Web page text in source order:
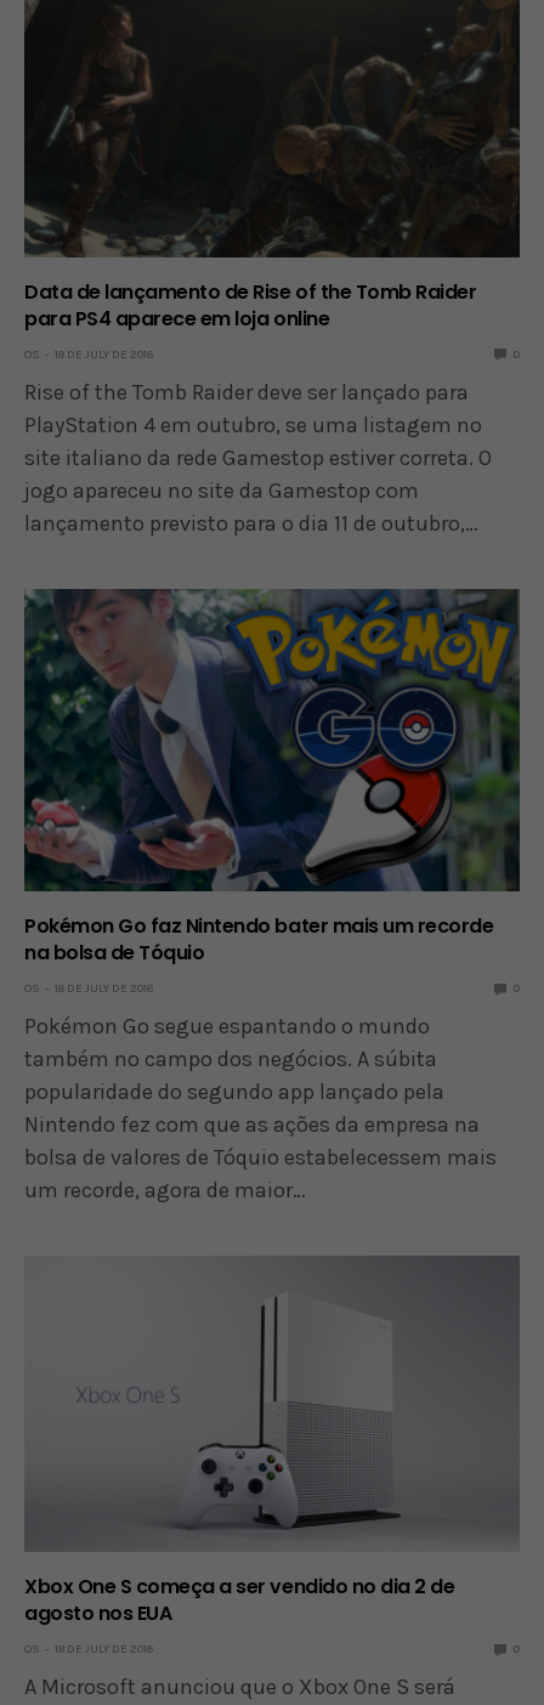
Data de lançamento de Rise of the Tomb Raider
para PS4 aparece em loja online
OS 18 DE JULY DE 2016 0
Rise of the Tomb Raider deve ser lançado para
PlayStation 4 em outubro, se uma listagem no
site italiano da rede Gamestop estiver correta. O
jogo apareceu no site da Gamestop com
lançamento previsto para o dia 11 de outubro,…
Pokémon Go faz Nintendo bater mais um recorde
na bolsa de Tóquio
OS 18 DE JULY DE 2016 0
Pokémon Go segue espantando o mundo
também no campo dos negócios. A súbita
popularidade do segundo app lançado pela
Nintendo fez com que as ações da empresa na
bolsa de valores de Tóquio estabelecessem mais
um recorde, agora de maior…
Xbox One S começa a ser vendido no dia 2 de
agosto nos EUA
OS 18 DE JULY DE 2016 0
A Microsoft anunciou que o Xbox One S será